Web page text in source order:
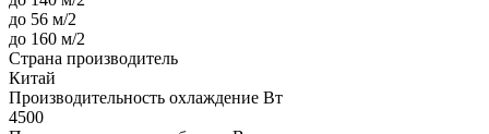
до 56 м/2
до 160 м/2
Страна производитель
Китай
Производительность охлаждение Вт
4500